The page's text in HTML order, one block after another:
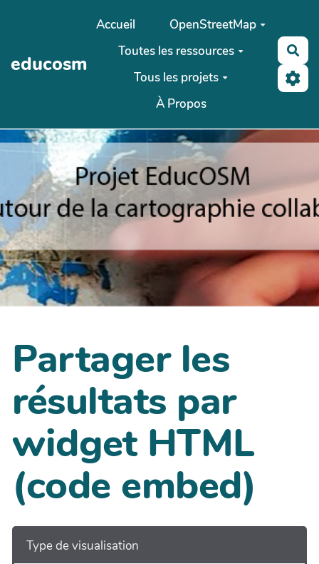
Aller au contenu principal
educosm
Accueil
OpenStreetMap
Toutes les ressources
Tous les projets
À Propos
Partager les
résultats par
widget HTML
(code embed)
Type de visualisation